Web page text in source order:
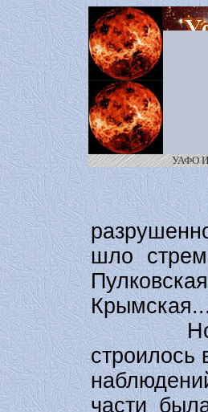
УАФО
После
шло
Но в
строилось
части